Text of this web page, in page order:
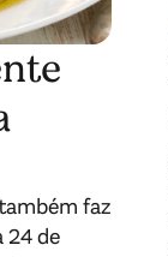
faz
24 de